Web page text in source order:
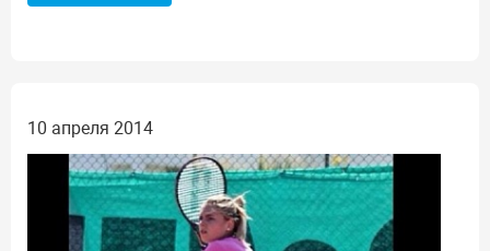
10 апреля 2014